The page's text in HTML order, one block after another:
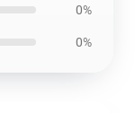
0%
0%